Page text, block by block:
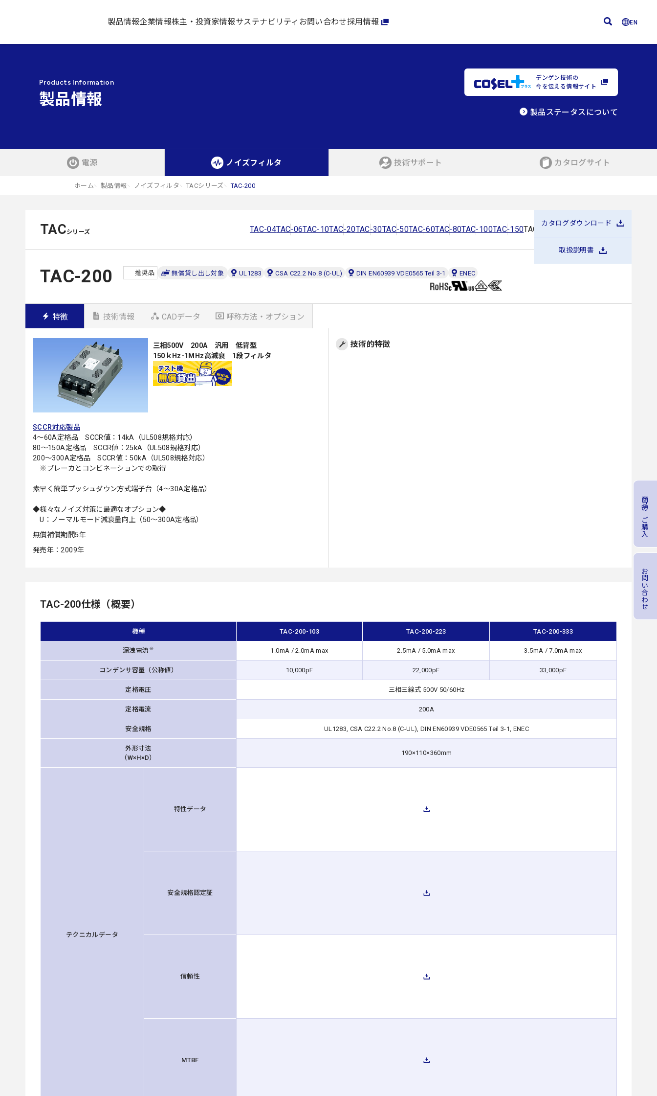
商品のご購入
お問い合わせ
EN
製品情報企業情報株主・投資家情報サステナビリティ お問い合わせ採用情報
Products Information
製品情報
デンゲン技術の
今を伝える情報サイト
製品ステータスについて
電源 ノイズフィルタ 技術サポート カタログサイト
ホーム 製品情報 ノイズフィルタ TACシリーズ TAC-200
TACシリーズ TAC-04TAC-06TAC-10TAC-20TAC-30TAC-50TAC-60TAC-80TAC-100TAC-150TAC-200 TAC-250 TAC-300
TAC-200 推奨品 無償貸し出し対象 UL1283 CSA C22.2 No.8 (C-UL) DIN EN60939 VDE0565 Teil 3-1 ENEC
特徴 技術情報 CADデータ 呼称方法・オプション
三相500V 200A 汎用 低背型
150ｋHz-1MHz高減衰 1段フィルタ
SCCR対応製品
4～60A定格品 SCCR値：14kA（UL508規格対応）
80～150A定格品 SCCR値：25kA（UL508規格対応）
200～300A定格品 SCCR値：50kA（UL508規格対応）
※ブレーカとコンビネーションでの取得
素早く簡単プッシュダウン方式端子台（4～30A定格品）
◆様々なノイズ対策に最適なオプション◆
U：ノーマルモード減衰量向上（50～300A定格品）
無償補償期間5年
発売年：2009年
技術的特徴
カタログダウンロード
取扱説明書
TAC-200仕様（概要）
機種 TAC-200-103 TAC-200-223 TAC-200-333
漏洩電流 ※ 1.0mA / 2.0mA max 2.5mA / 5.0mA max 3.5mA / 7.0mA max
コンデンサ容量（公称値） 10,000pF 22,000pF 33,000pF
定格電圧 三相三線式 500V 50/60Hz
定格電流 200A
安全規格 UL1283, CSA C22.2 No.8 (C-UL), DIN EN60939 VDE0565 Teil 3-1, ENEC
外形寸法
（W×H×D）
190×110×360mm
テクニカルデータ
特性データ
安全規格認定証
信頼性
MTBF